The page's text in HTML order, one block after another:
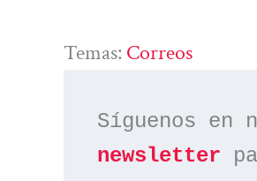
Temas: Correos
Síguenos en
newsletter